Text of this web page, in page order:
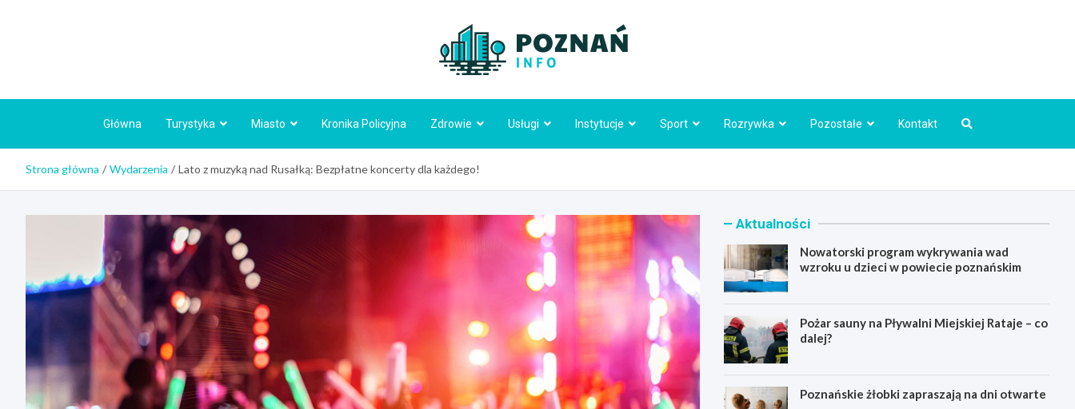
Główna Turystyka Miasto Kronika Policyjna Zdrowie Usługi Instytucje Sport Rozrywka Pozostałe Kontakt
Strona główna Wydarzenia Lato z muzyką nad Rusałką: Bezpłatne koncerty dla każdego!
Aktualności
Nowatorski program wykrywania wad
wzroku u dzieci w powiecie poznańskim
Pożar sauny na Pływalni Miejskiej Rataje – co
dalej?
Poznańskie żłobki zapraszają na dni otwarte